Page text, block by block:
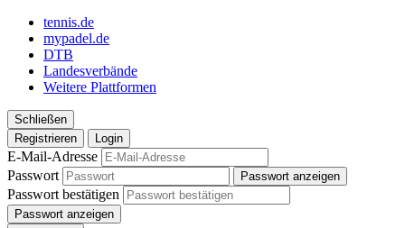
tennis.de
mypadel.de
DTB
Landesverbände
Weitere Plattformen
Schließen
Registrieren
Login
E-Mail-Adresse
Passwort
Passwort anzeigen
Passwort bestätigen
Passwort anzeigen